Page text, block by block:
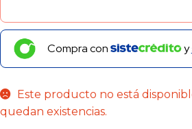
Compra con y
Este producto no está
quedan existencias.